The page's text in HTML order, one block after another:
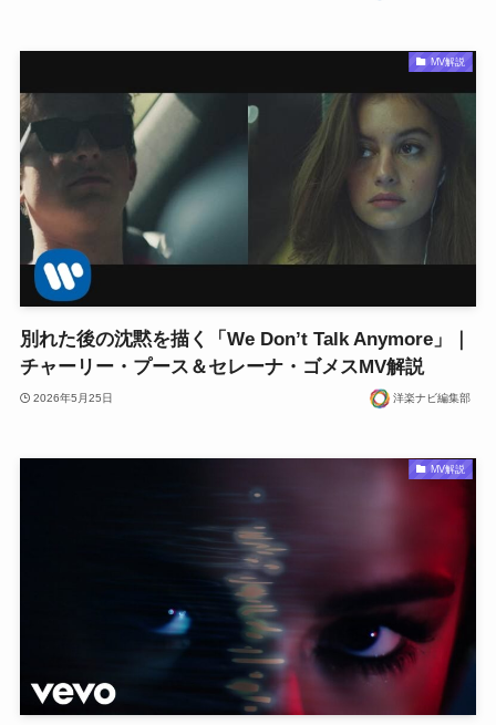
MV解説
別れた後の沈黙を描く「We Don’t Talk Anymore」｜
チャーリー・プース＆セレーナ・ゴメスMV解説
2026年5月25日 洋楽ナビ編集部
MV解説